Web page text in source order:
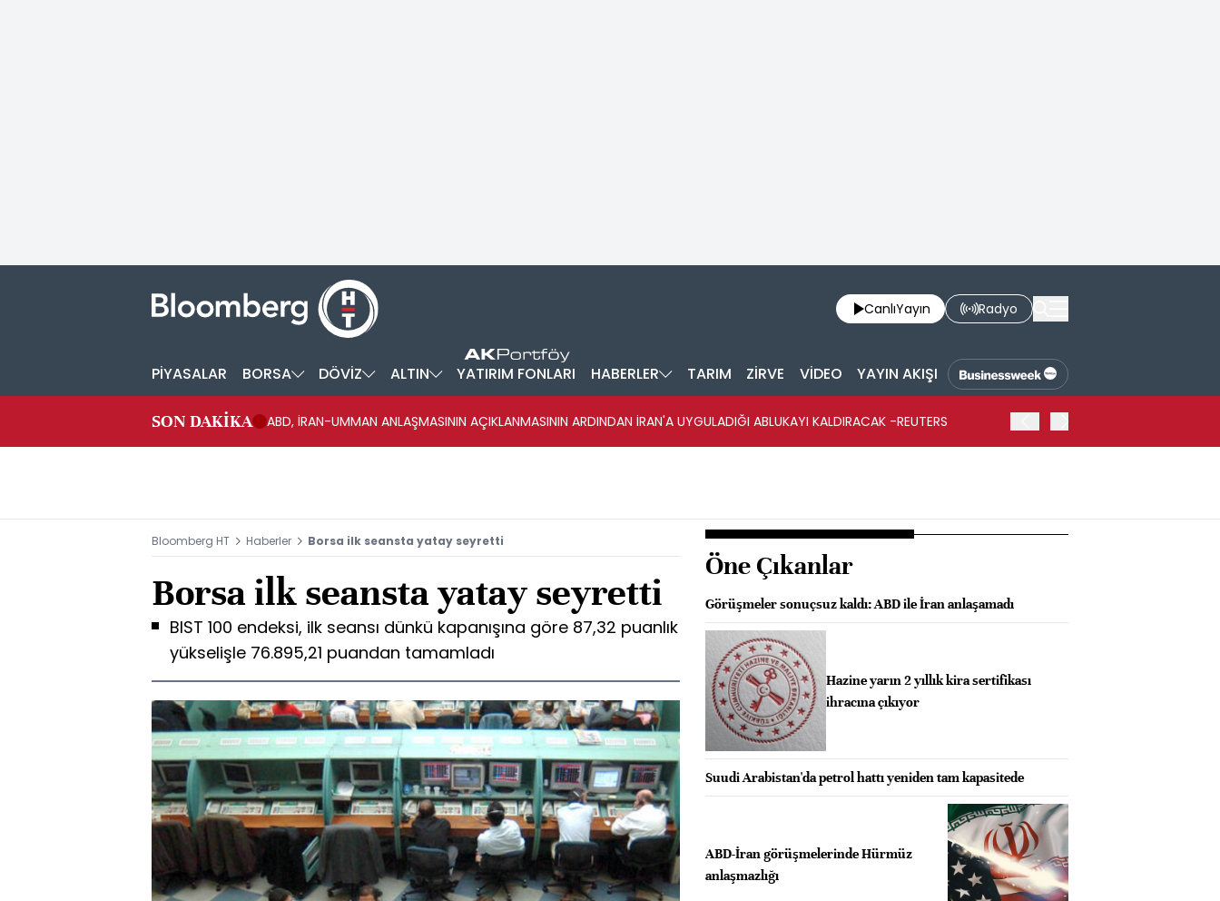
CanlıYayın Radyo
PİYASALAR BORSA DÖVİZ ALTIN YATIRIM FONLARI HABERLER TARIM ZİRVE VİDEO YAYIN AKIŞI
SON DAKİKA ABD, İRAN-UMMAN ANLAŞMASININ AÇIKLANMASININ ARDINDAN İRAN'A UYGULADIĞI ABLUKAYI KALDIRACAK -REUTERS
Bloomberg HT Haberler Borsa ilk seansta yatay seyretti
Borsa ilk seansta yatay seyretti
BIST 100 endeksi, ilk seansı dünkü kapanışına göre 87,32 puanlık
yükselişle 76.895,21 puandan tamamladı
Öne Çıkanlar
Görüşmeler sonuçsuz kaldı: ABD ile İran anlaşamadı
Hazine yarın 2 yıllık kira sertifikası
ihracına çıkıyor
Suudi Arabistan'da petrol hattı yeniden tam kapasitede
ABD-İran görüşmelerinde Hürmüz
anlaşmazlığı